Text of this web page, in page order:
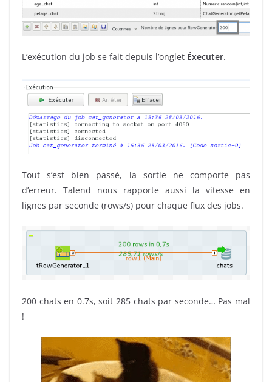
L’exécution du job se fait depuis l’onglet Éxecuter.
Tout s’est bien passé, la sortie ne comporte pas
d’erreur. Talend nous rapporte aussi la vitesse en
lignes par seconde (rows/s) pour chaque flux des jobs.
200 chats en 0.7s, soit 285 chats par seconde… Pas mal
!